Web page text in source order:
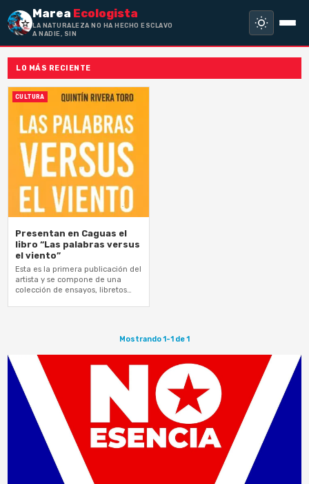
Marea Ecologista
LA NATURALEZA NO HA HECHO ESCLAVO
A NADIE, SINO A
LO MÁS RECIENTE
CULTURA
Presentan en Caguas el
libro “Las palabras versus
el viento”
Esta es la primera publicación del
artista y se compone de una
colección de ensayos, libretos
Mostrando 1-1 de 1